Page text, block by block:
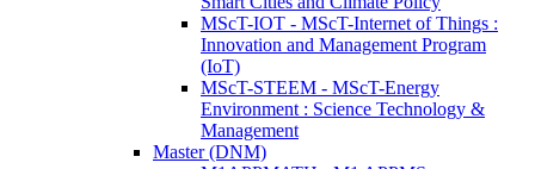
MScT-IOT - MScT-Internet of Things :
Innovation and Management Program
(IoT)
MScT-STEEM - MScT-Energy
Environment : Science Technology &
Management
Master (DNM)